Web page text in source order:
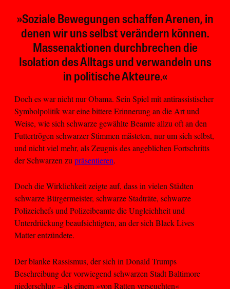
»Soziale Bewegungen schaffen Arenen, in
denen wir uns selbst verändern können.
Massenaktionen durchbrechen die
Isolation des Alltags und verwandeln uns
in politische Akteure.«
Doch es war nicht nur Obama. Sein Spiel mit antirassistischer
Symbolpolitik war eine bittere Erinnerung an die Art und
Weise, wie sich schwarze gewählte Beamte allzu oft an den
Futtertrögen schwarzer Stimmen mästeten, nur um sich selbst,
und nicht viel mehr, als Zeugnis des angeblichen Fortschritts
der Schwarzen zu präsentieren.
Doch die Wirklichkeit zeigte auf, dass in vielen Städten
schwarze Bürgermeister, schwarze Stadträte, schwarze
Polizeichefs und Polizeibeamte die Ungleichheit und
Unterdrückung beaufsichtigten, an der sich Black Lives
Matter entzündete.
Der blanke Rassismus, der sich in Donald Trumps
Beschreibung der vorwiegend schwarzen Stadt Baltimore
niederschlug – als einem »von Ratten verseuchten«